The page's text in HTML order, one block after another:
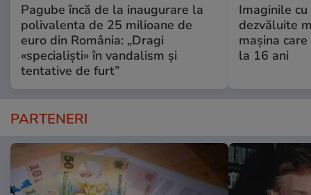
Pagube încă de la inaugurare la
polivalenta de 25 milioane de
euro din România: „Dragi
«specialiști» în vandalism și
tentative de furt”
Imaginile
dezvăluite
mașina
la 16 ani
PARTENERI